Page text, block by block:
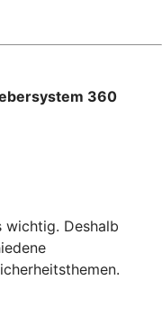
360
wichtig. Deshalb